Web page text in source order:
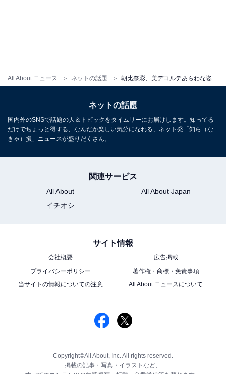
All About ニュース ネットの話題 朝比奈彩、美デコルテあらわな姿披露！ 「めちゃくちゃ可愛いです」「いつも美しく輝いてます」
ネットの話題
国内外のSNSで話題の人＆トピックをタイムリーにお届けします。知ってる
だけでちょっと得する、なんだか楽しい気分になれる、ネット発「知ら（な
きゃ）損」ニュースが盛りだくさん。
関連サービス
All About
All About Japan
イチオシ
サイト情報
会社概要
広告掲載
プライバシーポリシー
著作権・商標・免責事項
当サイトの情報についての注意
All About ニュースについて
Copyright©All About, Inc. All rights reserved.
掲載の記事・写真・イラストなど、